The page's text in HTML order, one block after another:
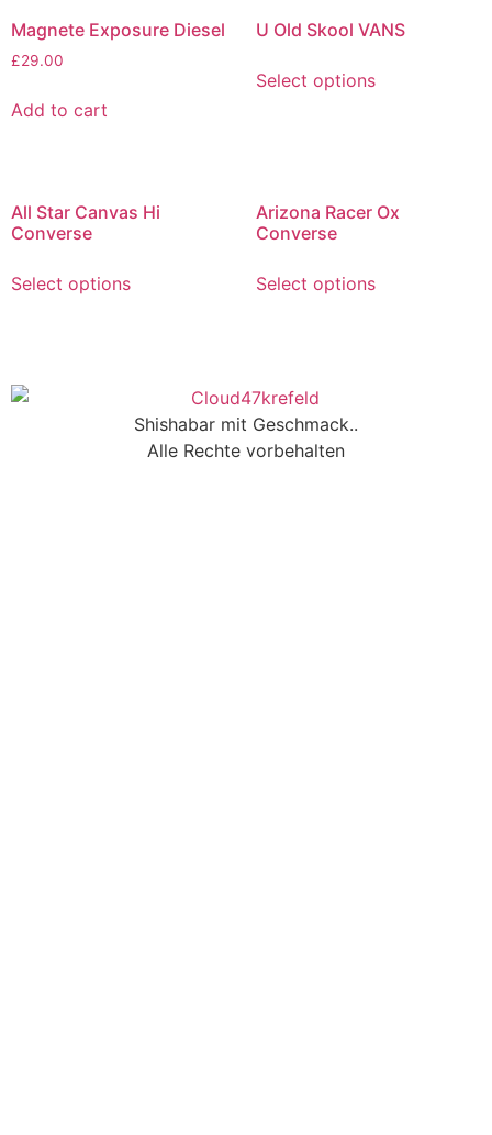
Magnete Exposure Diesel
£29.00
Add to cart
U Old Skool VANS
Select options
All Star Canvas Hi
Converse
Select options
Arizona Racer Ox
Converse
Select options
Shishabar mit Geschmack..
Alle Rechte vorbehalten